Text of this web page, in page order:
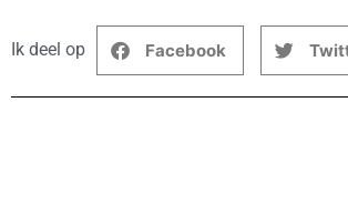
Ik deel op Facebook